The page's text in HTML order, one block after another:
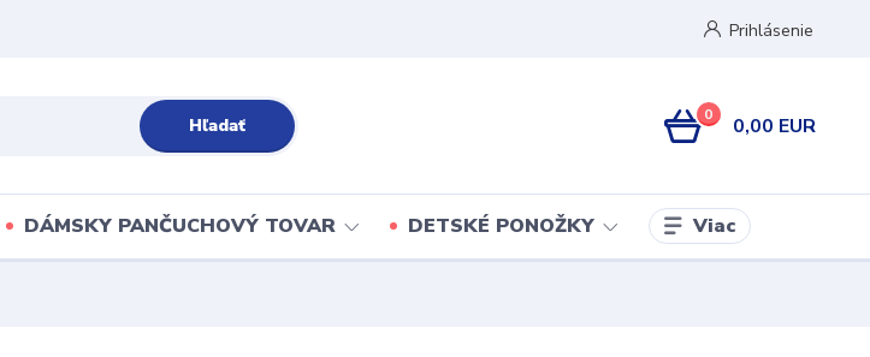
Prihlásenie
Hľadať 0 0,00 EUR
DÁMSKY PANČUCHOVÝ TOVAR DETSKÉ PONOŽKY Viac